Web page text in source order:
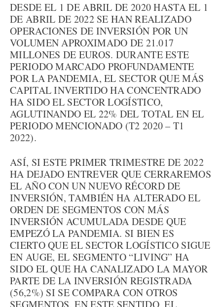
DESDE EL 1 DE ABRIL DE 2020 HASTA EL 1
DE ABRIL DE 2022 SE HAN REALIZADO
OPERACIONES DE INVERSIÓN POR UN
VOLUMEN APROXIMADO DE 21.017
MILLONES DE EUROS. DURANTE ESTE
PERIODO MARCADO PROFUNDAMENTE
POR LA PANDEMIA, EL SECTOR QUE MÁS
CAPITAL INVERTIDO HA CONCENTRADO
HA SIDO EL SECTOR LOGÍSTICO,
AGLUTINANDO EL 22% DEL TOTAL EN EL
PERIODO MENCIONADO (T2 2020 – T1
2022).
ASÍ, SI ESTE PRIMER TRIMESTRE DE 2022
HA DEJADO ENTREVER QUE CERRAREMOS
EL AÑO CON UN NUEVO RÉCORD DE
INVERSIÓN, TAMBIÉN HA ALTERADO EL
ORDEN DE SEGMENTOS CON MÁS
INVERSIÓN ACUMULADA DESDE QUE
EMPEZÓ LA PANDEMIA. SI BIEN ES
CIERTO QUE EL SECTOR LOGÍSTICO SIGUE
EN AUGE, EL SEGMENTO “LIVING” HA
SIDO EL QUE HA CANALIZADO LA MAYOR
PARTE DE LA INVERSIÓN REGISTRADA
(56,2%) SI SE COMPARA CON OTROS
SEGMENTOS. EN ESTE SENTIDO, EL